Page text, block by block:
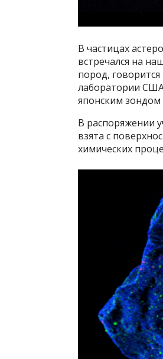
В частицах
встречался на
пород,
лаборатории
японским зондом
В распоряжении
взята с
химических